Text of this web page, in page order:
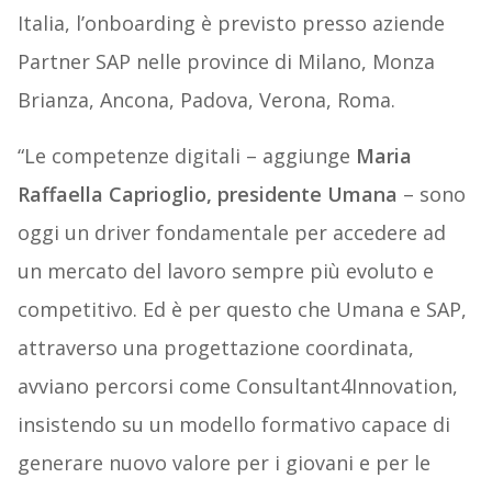
Italia, l’onboarding è previsto presso aziende
Partner SAP nelle province di Milano, Monza
Brianza, Ancona, Padova, Verona, Roma.
“Le competenze digitali – aggiunge Maria
Raffaella Caprioglio, presidente Umana – sono
oggi un driver fondamentale per accedere ad
un mercato del lavoro sempre più evoluto e
competitivo. Ed è per questo che Umana e SAP,
attraverso una progettazione coordinata,
avviano percorsi come Consultant4Innovation,
insistendo su un modello formativo capace di
generare nuovo valore per i giovani e per le